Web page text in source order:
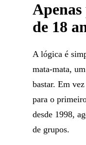
de 18
A lógica é
mata-mata,
bastar. Em
para o
desde 1998,
de grupos.